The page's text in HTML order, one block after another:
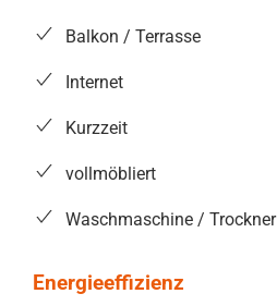
Balkon / Terrasse
Internet
Kurzzeit
vollmöbliert
Waschmaschine / Trockner